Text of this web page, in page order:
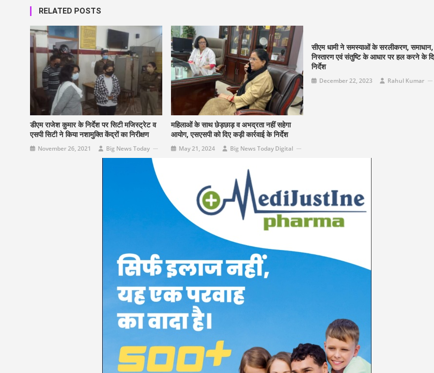
RELATED POSTS
डीएम राजेश कुमार के निर्देश पर सिटी मजिस्ट्रेट व
एसपी सिटी ने किया नशामुक्ति केंद्रों का निरीक्षण
November 26, 2021 Big News Today
महिलाओं के साथ छेड़छाड़ व अभद्रता नहीं सहेगा
आयोग, एसएसपी को दिए कड़ी कार्रवाई के निर्देश
May 21, 2024 Big News Today Digital
सीएम धामी ने समस्याओं के सरलीकरण, समाधान,
निस्तारण एवं संतुष्टि के आधार पर हल करने के
निर्देश
December 22, 2023 Rahul Kumar